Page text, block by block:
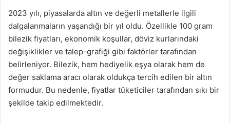
2023 yılı, piyasalarda altın ve değerli metallerle ilgili
dalgalanmaların yaşandığı bir yıl oldu. Özellikle 100 gram
bilezik fiyatları, ekonomik koşullar, döviz kurlarındaki
değişiklikler ve talep-grafiği gibi faktörler tarafından
belirleniyor. Bilezik, hem hediyelik eşya olarak hem de
değer saklama aracı olarak oldukça tercih edilen bir altın
formudur. Bu nedenle, fiyatlar tüketiciler tarafından sıkı bir
şekilde takip edilmektedir.